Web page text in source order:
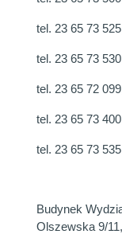
tel. 23 65 73
tel. 23 65 73
tel. 23 65 72
tel. 23 65 73
tel. 23 65 73 535
Budynek
Olszewska 9/